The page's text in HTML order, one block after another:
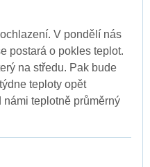
V pondělí nás
postará o pokles teplot.
na středu. Pak bude
teploty opět
teplotně průměrný